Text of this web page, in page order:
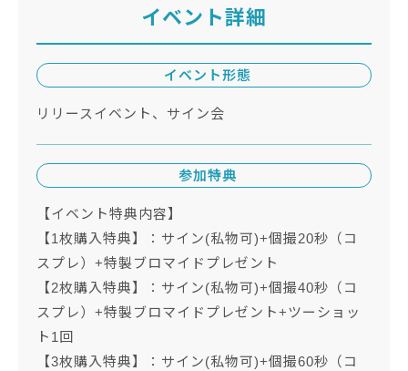
イベント詳細
イベント形態
リリースイベント、サイン会
参加特典
【イベント特典内容】
【1枚購入特典】：サイン(私物可)+個撮20秒（コ
スプレ）+特製ブロマイドプレゼント
【2枚購入特典】：サイン(私物可)+個撮40秒（コ
スプレ）+特製ブロマイドプレゼント+ツーショッ
ト1回
【3枚購入特典】：サイン(私物可)+個撮60秒（コ